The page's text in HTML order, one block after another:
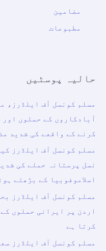
مضامین
مطبوعات
حالیہ پوسٹیں
مسلم کونسل آف ایلڈرز،
آبادکاروں کے حملوں
کرنے کے واقعے کی شدید
مسلم کونسل آف ایلڈرز
نسل پرستانہ حملے کی
اسلاموفوبیا کے بڑھتے
مسلم کونسل آف ایلڈرز
اردن پر ایرانی حملوں
کرتا ہے
مسلم کونسل آف ایلڈرز